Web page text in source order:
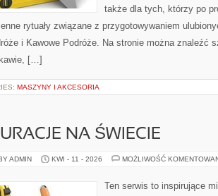
także dla tych, którzy po
rytuały związane z przygotowywaniem
i Kawowe Podróże. Na stronie można znaleźć
[…]
MASZYNY I AKCESORIA
NA ŚWIECIE
ADMIN KWI - 11 - 2026 MOŻLIWOŚĆ
Ten serwis to inspirujące